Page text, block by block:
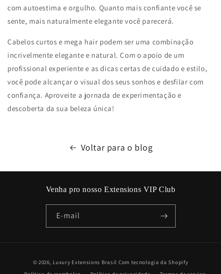
com autoestima e orgulho. Quanto mais confiante você se
sente, mais naturalmente elegante você parecerá.
Cabelos curtos e mega hair podem ser uma combinação
incrivelmente elegante e natural. Com o apoio de um
profissional experiente e as dicas certas de cuidado e estilo,
você pode alcançar o visual dos seus sonhos e desfilar com
confiança. Aproveite a jornada de experimentação e
descoberta da sua beleza única!
Voltar para o blog
Venha pro nosso Extensions VIP Club
E-mail
de
© 2026, Luxury Extensions Brasil Com tecnologia da Shopify